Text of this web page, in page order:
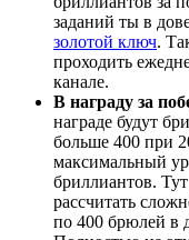
заданий ты в
золотой ключ.
проходить
канале.
В награду за
награде будут
больше 400 при
максимальный
бриллиантов.
рассчитать
по 400 брюлей в